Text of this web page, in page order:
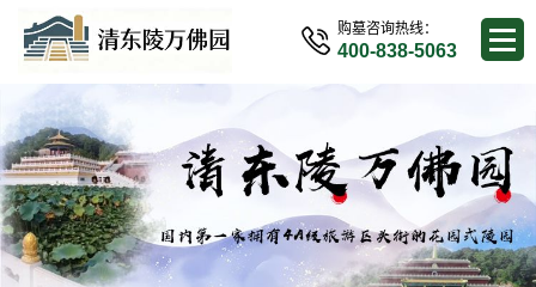
购墓咨询热线：
400-838-5063